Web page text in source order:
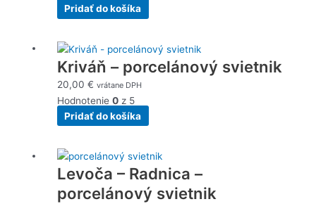
Pridať do košíka
Kriváň – porcelánový svietnik
20,00€ vrátane DPH
Hodnotenie0 z 5
Pridať do košíka
Levoča – Radnica –
porcelánový svietnik